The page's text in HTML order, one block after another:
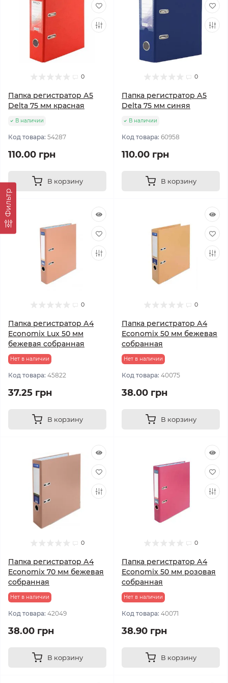
Фильтр
0
Папка регистратор А5
Delta 75 мм красная
В наличии
Код товара: 54287
110.00 грн
В корзину
0
Папка регистратор А5
Delta 75 мм синяя
В наличии
Код товара: 60958
110.00 грн
В корзину
0
Папка регистратор А4
Economix Lux 50 мм
бежевая собранная
Нет в наличии
Код товара: 45822
37.25 грн
В корзину
0
Папка регистратор А4
Economix 50 мм бежевая
собранная
Нет в наличии
Код товара: 40075
38.00 грн
В корзину
0
Папка регистратор А4
Economix 70 мм бежевая
собранная
Нет в наличии
Код товара: 42049
38.00 грн
В корзину
0
Папка регистратор А4
Economix 50 мм розовая
собранная
Нет в наличии
Код товара: 40071
38.90 грн
В корзину